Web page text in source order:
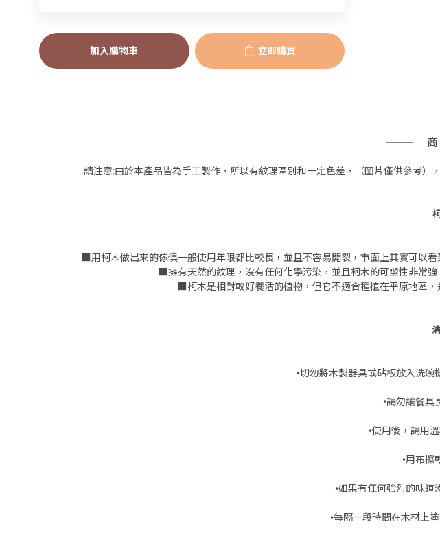
加入購物車 立即購買
請注意:由於本產品皆為手工製作，所以有紋理區別和一定色差，（圖片僅供參考
■用柯木做出來的傢俱一般使用年限都比較長，並且不容易開裂，市面上其實可以
■擁有天然的紋理，沒有任何化學污染，並且柯木的可塑性非常
■柯木是相對較好養活的植物，但它不適合種植在平原地區
•切勿將木製器具或砧板放入洗碗
•請勿讓餐具
•使用後，請用
•用布擦
•如果有任何強烈的味道
•每隔一段時間在木材上